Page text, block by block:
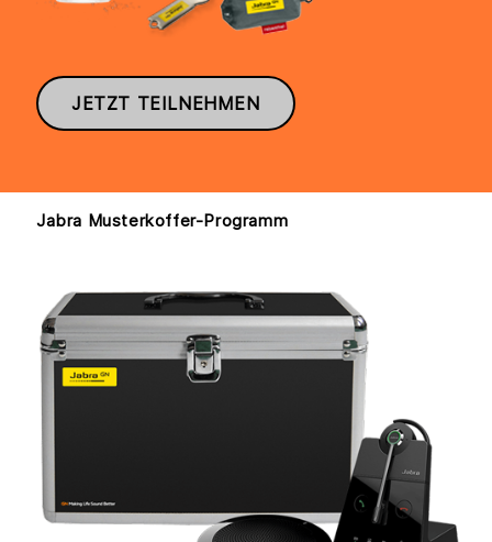
JETZT TEILNEHMEN
Jabra Musterkoffer-Programm